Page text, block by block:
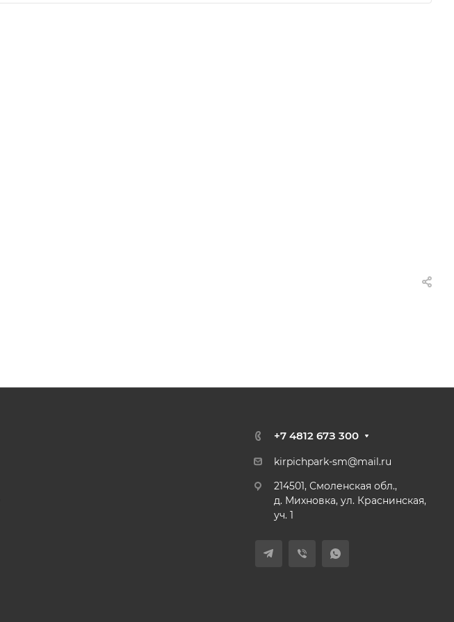
+7 4812 67З 300
kirpichpark-sm@mail.ru
214501, Смоленская обл.,
д. Михновка, ул. Краснинская,
уч. 1